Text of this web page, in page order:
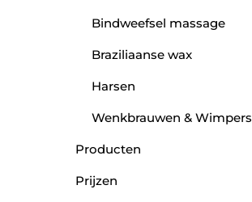
Bindweefsel massage
Braziliaanse wax
Harsen
Wenkbrauwen & Wimpers
Producten
Prijzen